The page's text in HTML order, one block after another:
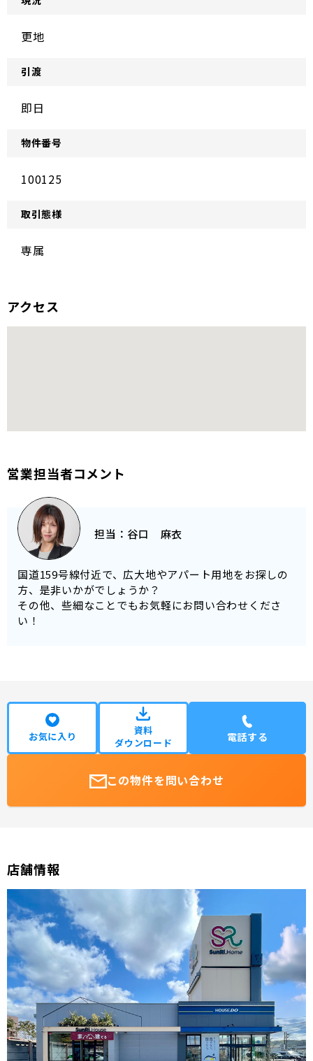
更地
引渡
即日
物件番号
100125
取引態様
専属
アクセス
営業担当者コメント
担当： 谷口 麻衣
国道159号線付近で、広大地やアパート用地をお探しの
方、是非いかがでしょうか？
その他、些細なことでもお気軽にお問い合わせくださ
い！
お気に入り
資料
ダウンロード
電話する
この物件を問い合わせ
店舗情報